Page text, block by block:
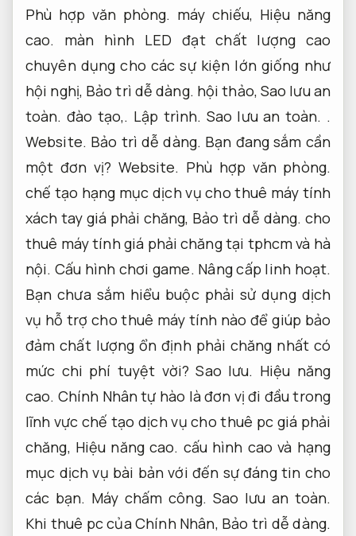
Phù hợp văn phòng. máy chiếu, Hiệu năng
cao. màn hình LED đạt chất lượng cao
chuyên dụng cho các sự kiện lớn giống như
hội nghị, Bảo trì dễ dàng. hội thảo, Sao lưu an
toàn. đào tạo,. Lập trình. Sao lưu an toàn. .
Website. Bảo trì dễ dàng. Bạn đang sắm cần
một đơn vị? Website. Phù hợp văn phòng.
chế tạo hạng mục dịch vụ cho thuê máy tính
xách tay giá phải chăng, Bảo trì dễ dàng. cho
thuê máy tính giá phải chăng tại tphcm và hà
nội.Cấu hình chơi game. Nâng cấp linh hoạt.
Bạn chưa sắm hiểu buộc phải sử dụng dịch
vụ hỗ trợ cho thuê máy tính nào để giúp bảo
đảm chất lượng ổn định phải chăng nhất có
mức chi phí tuyệt vời?Sao lưu. Hiệu năng
cao. Chính Nhân tự hào là đơn vị đi đầu trong
lĩnh vực chế tạo dịch vụ cho thuê pc giá phải
chăng, Hiệu năng cao. cấu hình cao và hạng
mục dịch vụ bài bản với đến sự đáng tin cho
các bạn. Máy chấm công. Sao lưu an toàn.
Khi thuê pc của Chính Nhân, Bảo trì dễ dàng.